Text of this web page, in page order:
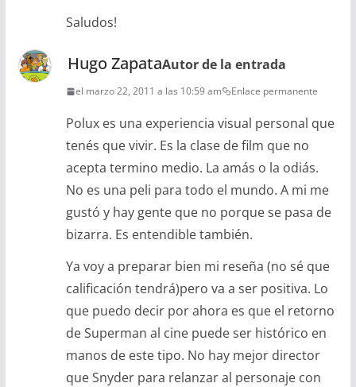
Saludos!
Hugo ZapataAutor de la entrada
el marzo 22, 2011 a las 10:59 am Enlace permanente
Polux es una experiencia visual personal que
tenés que vivir. Es la clase de film que no
acepta termino medio. La amás o la odiás.
No es una peli para todo el mundo. A mi me
gustó y hay gente que no porque se pasa de
bizarra. Es entendible también.
Ya voy a preparar bien mi reseña (no sé que
calificación tendrá)pero va a ser positiva. Lo
que puedo decir por ahora es que el retorno
de Superman al cine puede ser histórico en
manos de este tipo. No hay mejor director
que Snyder para relanzar al personaje con